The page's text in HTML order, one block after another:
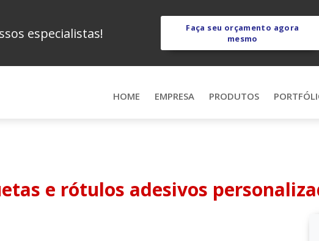
especialistas!
Faça seu orçamento agora
mesmo
HOME EMPRESA PRODUTOS
e rótulos adesivos